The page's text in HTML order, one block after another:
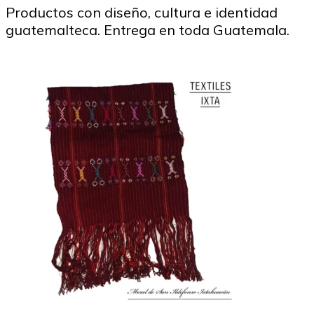
Productos con diseño, cultura e identidad
guatemalteca. Entrega en toda Guatemala.